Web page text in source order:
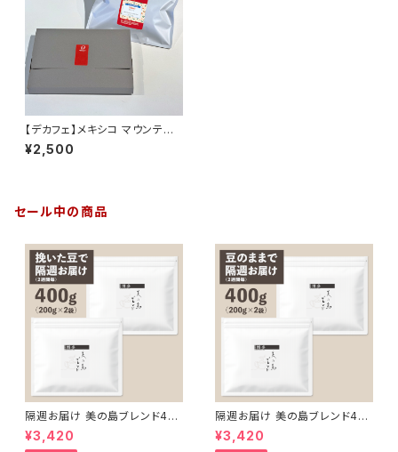
【デカフェ】メキシコ マウンテン
ウォーター 200g
¥2,500
セール中の商品
隔週お届け 美の島ブレンド40
0g【挽いた豆】（200g×2袋）
¥3,420
隔週お届け 美の島ブレンド40
0g【豆のまま】（200g×2袋）
¥3,420